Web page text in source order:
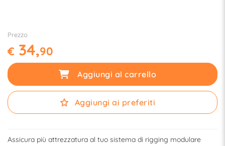
Prezzo
€ 34,90
Aggiungi al carrello
Aggiungi ai preferiti
Assicura più attrezzatura al tuo sistema di rigging modulare